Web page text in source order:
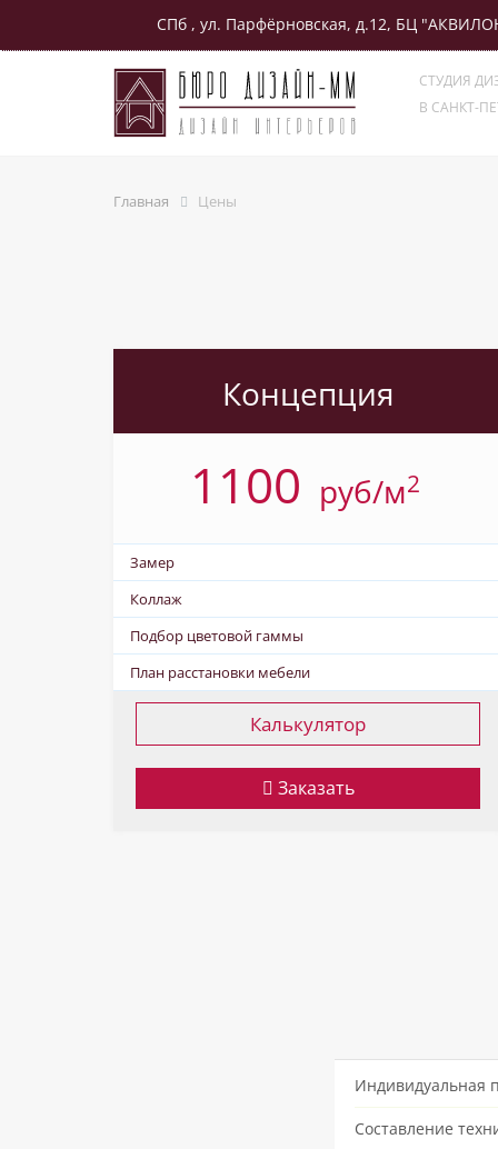
СПб , ул. Парфёрновская, д.12, БЦ
LINKS"
СТУДИЯ
В САНКТ-
Главная Цены
Концепция
1100 pуб/м2
Замер
Коллаж
Подбор цветовой гаммы
План расстановки мебели
Калькулятор
Заказать
Индивидуальная
Составление